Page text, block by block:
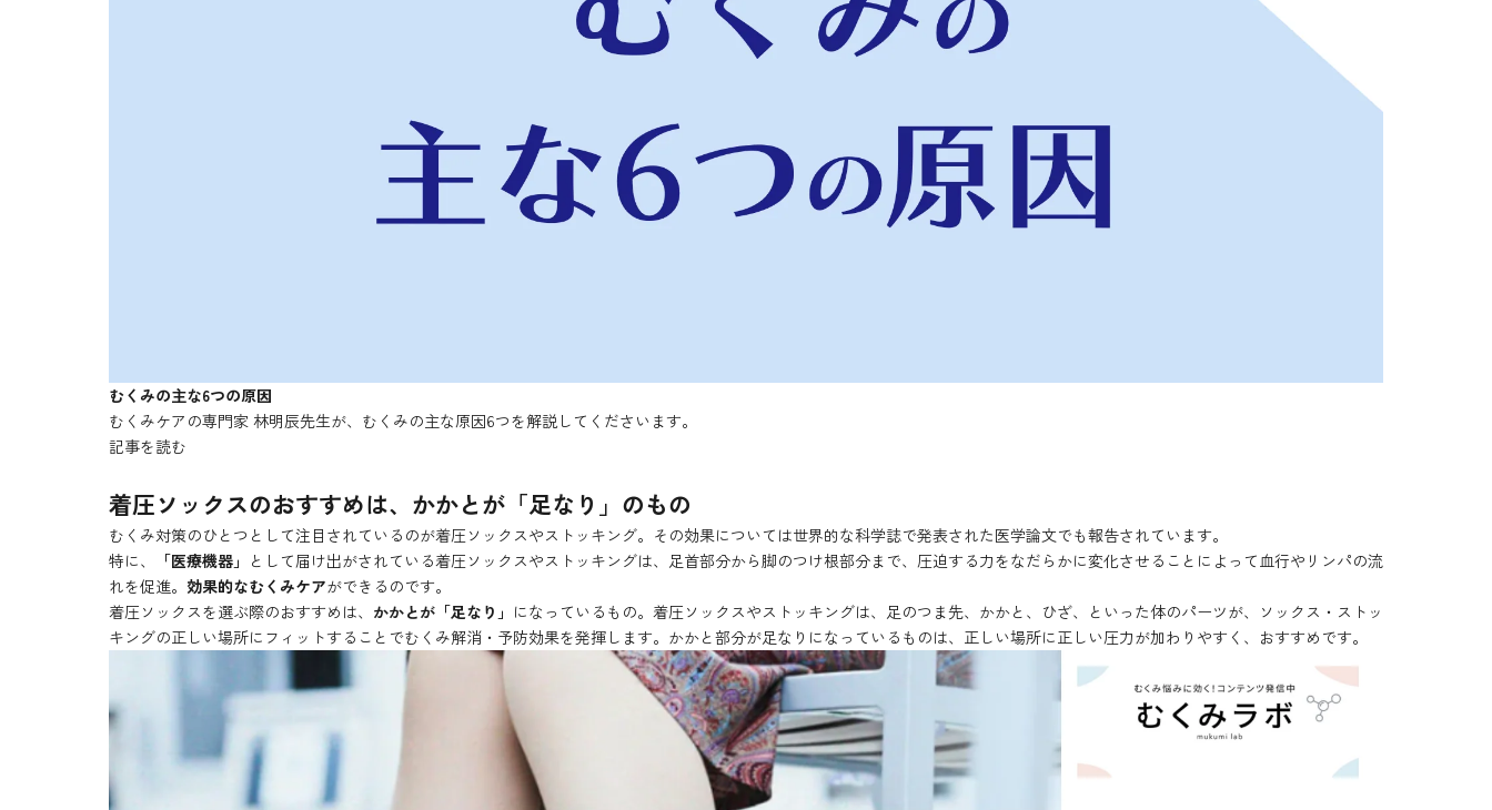
むくみの主な6つの原因
むくみケアの専門家 林明辰先生が、むくみの主な原因6つを解説してくださいます。
記事を読む
着圧ソックスのおすすめは、かかとが「足なり」のもの
むくみ対策のひとつとして注目されているのが着圧ソックスやストッキング。その効果については世界的な科学誌で発表された医学論文でも報告されています。
特に、
「医療機器」 として届け出がされている着圧ソックスやストッキングは、足首部分から脚のつけ根部分まで、圧迫する力をなだらかに変化させることによって血行やリンパの流
れを促進。 効果的なむくみケアができるのです。
着圧ソックスを選ぶ際のおすすめは、 かかとが「足なり」 になっているもの。着圧ソックスやストッキングは、足のつま先、かかと、ひざ、といった体のパーツが、ソックス・ストッ
キングの正しい場所にフィットすることでむくみ解消・予防効果を発揮します。かかと部分が足なりになっているものは、正しい場所に正しい圧力が加わりやすく、おすすめです。